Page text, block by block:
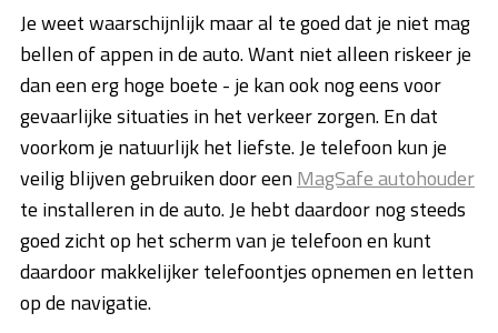
Je weet waarschijnlijk maar al te goed dat je niet mag
bellen of appen in de auto. Want niet alleen riskeer je
dan een erg hoge boete - je kan ook nog eens voor
gevaarlijke situaties in het verkeer zorgen. En dat
voorkom je natuurlijk het liefste. Je telefoon kun je
veilig blijven gebruiken door eenMagSafe autohouder
te installeren in de auto. Je hebt daardoor nog steeds
goed zicht op het scherm van je telefoon en kunt
daardoor makkelijker telefoontjes opnemen en letten
op de navigatie.